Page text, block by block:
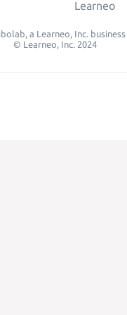
Learneo
a Learneo, Inc. business
© Learneo, Inc. 2024